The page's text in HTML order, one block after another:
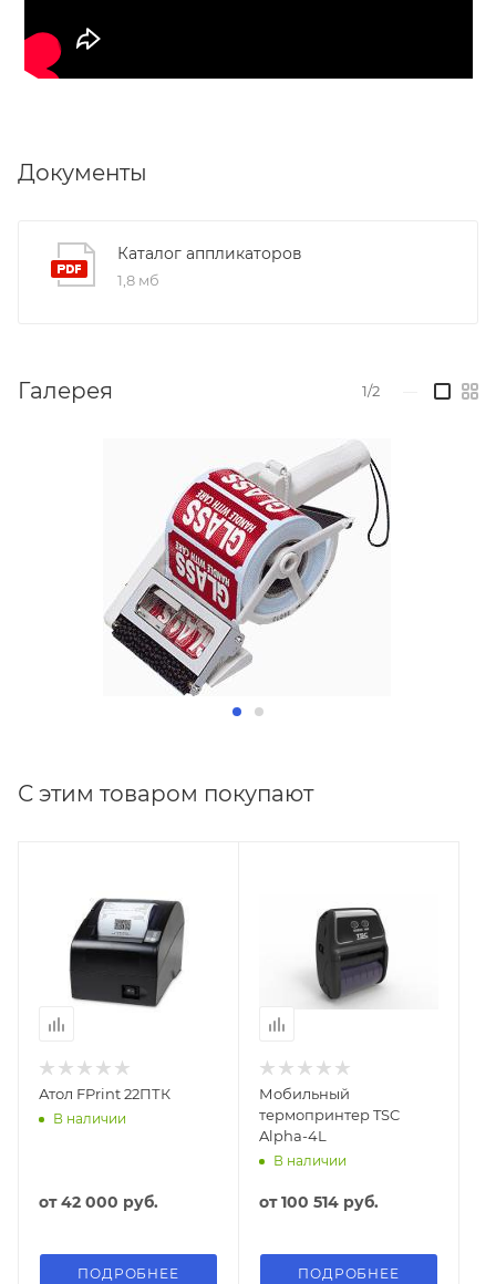
Документы
Каталог аппликаторов
1,8 мб
Галерея 1/2
С этим товаром покупают
Атол FPrint 22ПТК
В наличии
от42 000 руб.
ПОДРОБНЕЕ
Мобильный
термопринтер TSC
Alpha-4L
В наличии
от100 514 руб.
ПОДРОБНЕЕ